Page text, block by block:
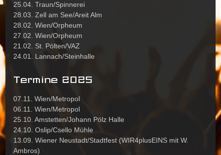
25.04. Traun/Spinnerei
28.03. Zell am See/Areit Alm
28.02. Wien/Orpheum
27.02. Wien/Orpheum
21.02. St. Pölten/VAZ
24.01. Lannach/Steinhalle
Termine 2025
07.11. Wien/Metropol
06.11. Wien/Metropol
25.10. Amstetten/Johann Pölz Halle
24.10. Oslip/Csello Mühle
13.09. Wiener Neustadt/Stadtfest (WIR4plusEINS mit W.
Ambros)